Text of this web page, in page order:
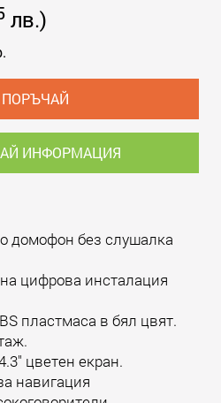
лв.)
ПОРЪЧАЙ
ИНФОРМАЦИЯ
домофон без слушалка
цифрова инсталация
пластмаса в бял цвят.
цветен екран.
навигация